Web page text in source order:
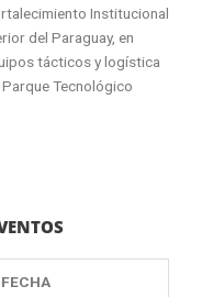
Institucional
del Paraguay, en
tácticos y logística
Tecnológico
FECHA